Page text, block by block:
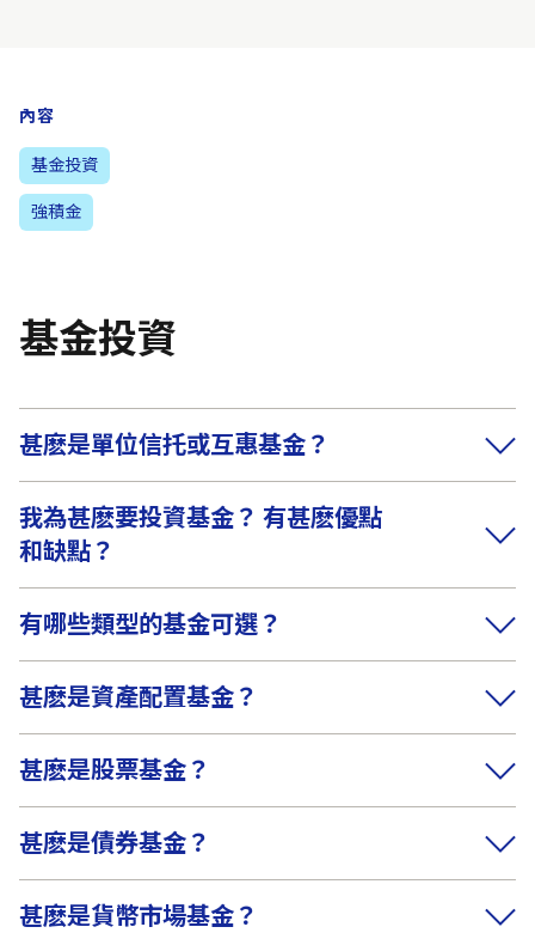
內容
基金投資
強積金
基金投資
甚麽是單位信托或互惠基金？
我為甚麽要投資基金？ 有甚麽優點
和缺點？
有哪些類型的基金可選？
甚麽是資產配置基金？
甚麽是股票基金？
甚麽是債券基金？
甚麽是貨幣市場基金？